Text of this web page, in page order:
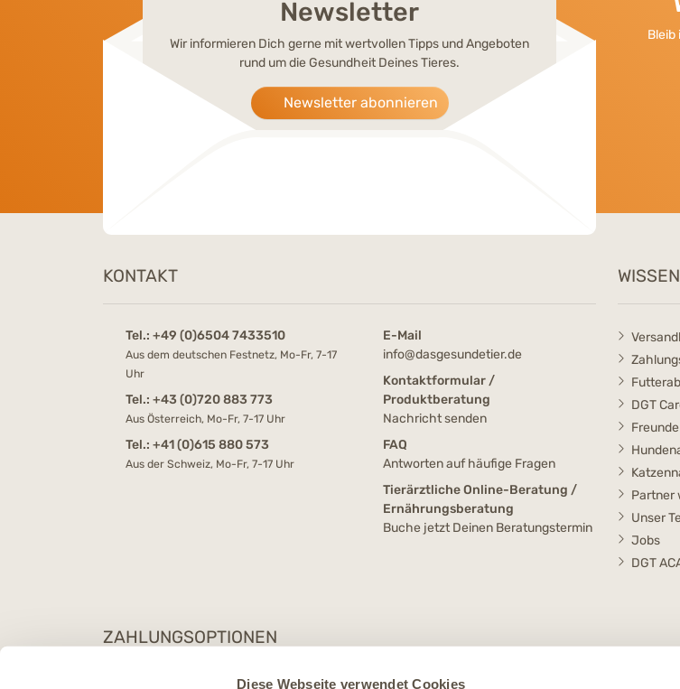
Diese Webseite verwendet Cookies
Newsletter
Wir informieren Dich gerne mit wertvollen Tipps und Angeboten
rund um die Gesundheit Deines Tieres.
Newsletter abonnieren
Bleib
KONTAKT
Tel.: +49 (0)6504 7433510
Aus dem deutschen Festnetz, Mo-Fr, 7-17
Uhr
Tel.: +43 (0)720 883 773
Aus Österreich, Mo-Fr, 7-17 Uhr
Tel.: +41 (0)615 880 573
Aus der Schweiz, Mo-Fr, 7-17 Uhr
E-Mail
info@dasgesundetier.de
Kontaktformular /
Produktberatung
Nachricht senden
FAQ
Antworten auf häufige Fragen
Tierärztliche Online-Beratung /
Ernährungsberatung
Buche jetzt Deinen Beratungstermin
DGT
Partner
Unser
Jobs
DGT
ZAHLUNGSOPTIONEN